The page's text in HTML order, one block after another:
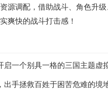
源调配，借助战斗、角色升
爽快的战斗打击感！
一个别具一格的三国主题虚
手拯救百姓于困苦危难的境地